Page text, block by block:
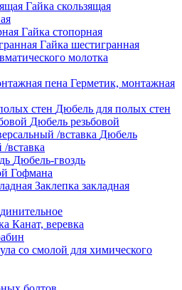
Гайка скользящая
Гайка стопорная
Гайка шестигранная
молотка
Герметик, монтажная
Дюбель для полых стен
Дюбель резьбовой
Дюбель
вставка
Дюбель-гвоздь
Гофмана
Заклепка закладная
Канат, веревка
со смолой для химического